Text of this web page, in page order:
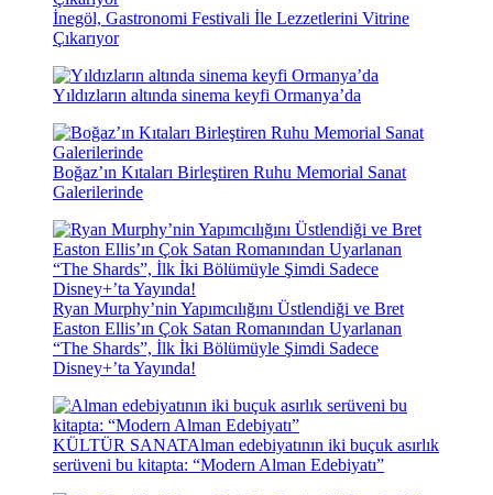
İnegöl, Gastronomi Festivali İle Lezzetlerini Vitrine
Çıkarıyor
Yıldızların altında sinema keyfi Ormanya’da
Boğaz’ın Kıtaları Birleştiren Ruhu Memorial Sanat
Galerilerinde
Ryan Murphy’nin Yapımcılığını Üstlendiği ve Bret
Easton Ellis’ın Çok Satan Romanından Uyarlanan
“The Shards”, İlk İki Bölümüyle Şimdi Sadece
Disney+’ta Yayında!
KÜLTÜR SANATAlman edebiyatının iki buçuk asırlık
serüveni bu kitapta: “Modern Alman Edebiyatı”